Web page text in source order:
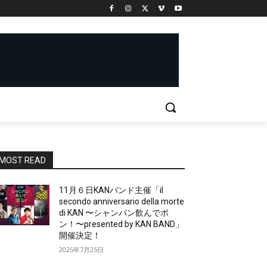
READ
11月６日KANバンド主催「il
secondo anniversario della morte
di KAN 〜シャンパン飲んでポ
ン！〜presented by KAN BAND」
開催決定！
2025年7月25日